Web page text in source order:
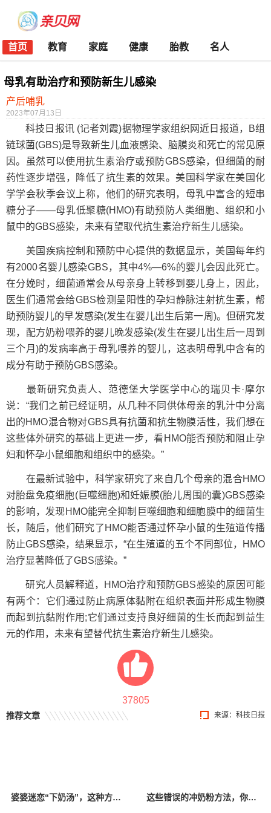
首页 教育 家庭 健康 胎教 名人
母乳有助治疗和预防新生儿感染
产后哺乳
2023年07月13日
科技日报讯 (记者刘霞)据物理学家组织网近日报道，B组
链球菌(GBS)是导致新生儿血液感染、脑膜炎和死亡的常见原
因。虽然可以使用抗生素治疗或预防GBS感染，但细菌的耐
药性逐步增强，降低了抗生素的效果。美国科学家在美国化
学学会秋季会议上称，他们的研究表明，母乳中富含的短串
糖分子——母乳低聚糖(HMO)有助预防人类细胞、组织和小
鼠中的GBS感染，未来有望取代抗生素治疗新生儿感染。
美国疾病控制和预防中心提供的数据显示，美国每年约
有2000名婴儿感染GBS，其中4%—6%的婴儿会因此死亡。
在分娩时，细菌通常会从母亲身上转移到婴儿身上，因此，
医生们通常会给GBS检测呈阳性的孕妇静脉注射抗生素，帮
助预防婴儿的早发感染(发生在婴儿出生后第一周)。但研究发
现，配方奶粉喂养的婴儿晚发感染(发生在婴儿出生后一周到
三个月)的发病率高于母乳喂养的婴儿，这表明母乳中含有的
成分有助于预防GBS感染。
最新研究负责人、范德堡大学医学中心的瑞贝卡·摩尔
说：“我们之前已经证明，从几种不同供体母亲的乳汁中分离
出的HMO混合物对GBS具有抗菌和抗生物膜活性，我们想在
这些体外研究的基础上更进一步，看HMO能否预防和阻止孕
妇和怀孕小鼠细胞和组织中的感染。”
在最新试验中，科学家研究了来自几个母亲的混合HMO
对胎盘免疫细胞(巨噬细胞)和妊娠膜(胎儿周围的囊)GBS感染
的影响，发现HMO能完全抑制巨噬细胞和细胞膜中的细菌生
长，随后，他们研究了HMO能否通过怀孕小鼠的生殖道传播
防止GBS感染，结果显示，“在生殖道的五个不同部位，HMO
治疗显著降低了GBS感染。”
研究人员解释道，HMO治疗和预防GBS感染的原因可能
有两个：它们通过防止病原体黏附在组织表面并形成生物膜
而起到抗黏附作用;它们通过支持良好细菌的生长而起到益生
元的作用，未来有望替代抗生素治疗新生儿感染。
37805
来源：科技日报
推荐文章
婆婆迷恋“下奶汤”，这种方法真的有效吗？科学催奶才是正确方法！ 这些错误的冲奶粉方法，你中招了吗？